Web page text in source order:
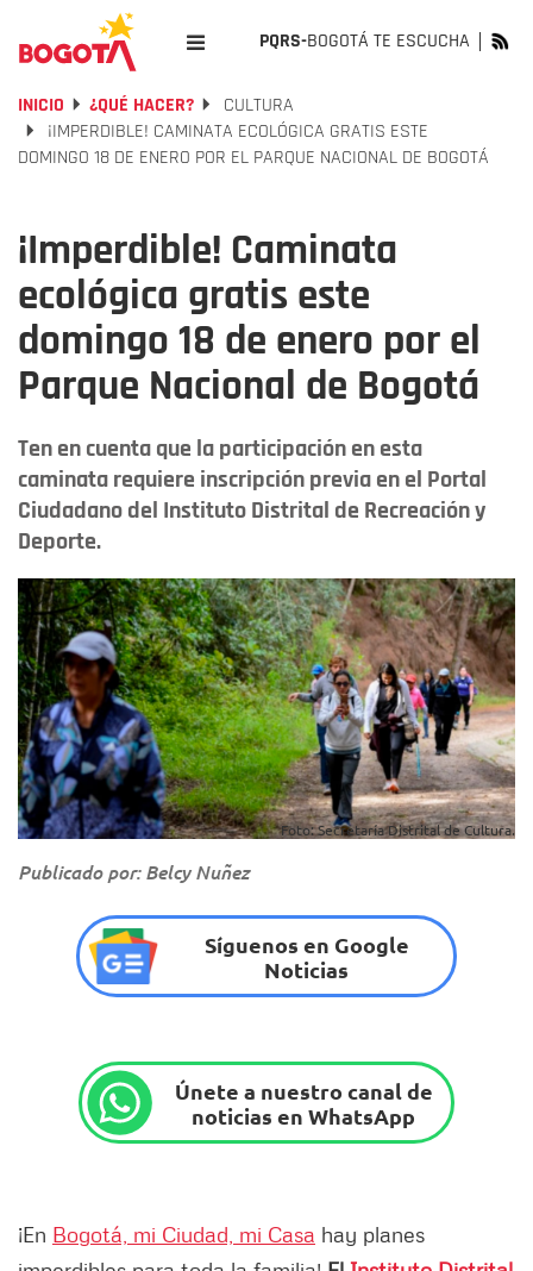
PQRS-BOGOTÁ TE ESCUCHA
INICIO ¿QUÉ HACER?
CULTURA
¡IMPERDIBLE! CAMINATA ECOLÓGICA GRATIS ESTE
DOMINGO 18 DE ENERO POR EL PARQUE NACIONAL DE BOGOTÁ
¡Imperdible! Caminata
ecológica gratis este
domingo 18 de enero por el
Parque Nacional de Bogotá
Ten en cuenta que la participación en esta
caminata requiere inscripción previa en el Portal
Ciudadano del Instituto Distrital de Recreación y
Deporte.
Foto: Secretaría Distrital de Cultura.
Publicado por: Belcy Nuñez
Síguenos en Google
Noticias
Únete a nuestro canal de
noticias en WhatsApp
¡En Bogotá, mi Ciudad, mi Casa hay planes